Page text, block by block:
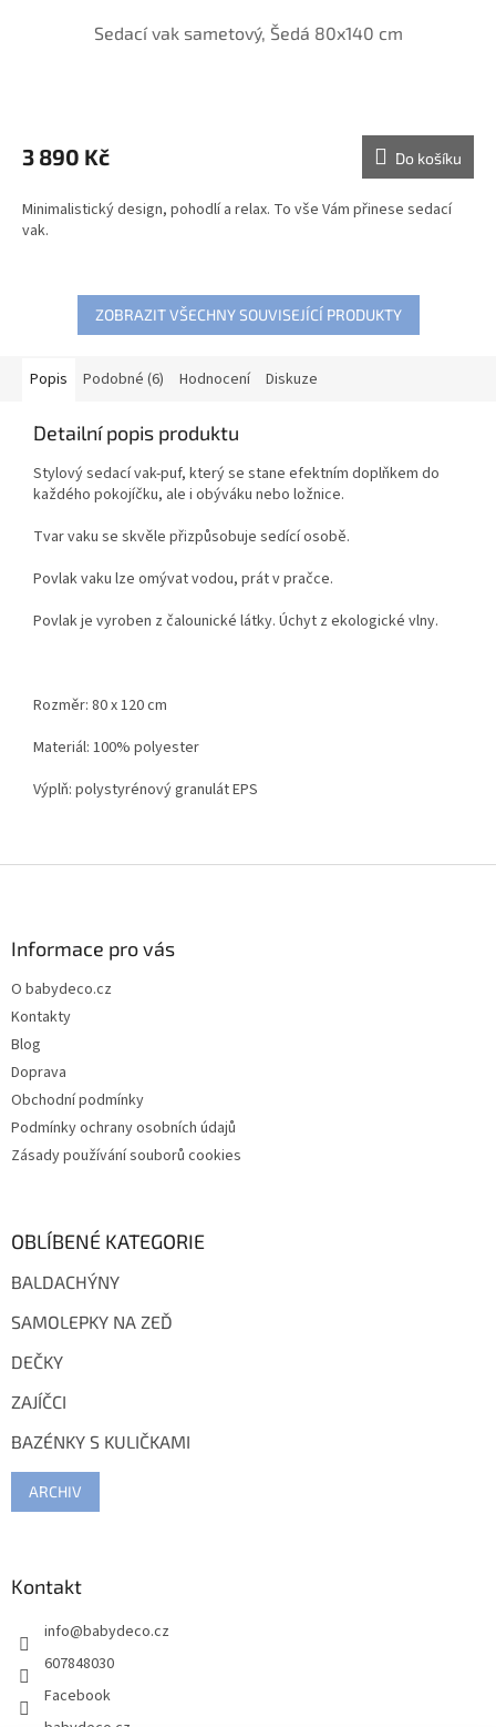
Sedací vak sametový, Šedá 80x140 cm
3 890 Kč Do košíku
Minimalistický design, pohodlí a relax. To vše Vám přinese sedací
vak.
ZOBRAZIT VŠECHNY SOUVISEJÍCÍ PRODUKTY
Popis Podobné (6) Hodnocení Diskuze
Detailní popis produktu
Stylový sedací vak-puf, který se stane efektním doplňkem do
každého pokojíčku, ale i obýváku nebo ložnice.
Tvar vaku se skvěle přizpůsobuje sedící osobě.
Povlak vaku lze omývat vodou, prát v pračce.
Povlak je vyroben z čalounické látky. Úchyt z ekologické vlny.
Rozměr: 80 x 120 cm
Materiál: 100% polyester
Výplň: polystyrénový granulát EPS
Informace pro vás
O babydeco.cz
Kontakty
Blog
Doprava
Obchodní podmínky
Podmínky ochrany osobních údajů
Zásady používání souborů cookies
OBLÍBENÉ KATEGORIE
BALDACHÝNY
SAMOLEPKY NA ZEĎ
DEČKY
ZAJÍČCI
BAZÉNKY S KULIČKAMI
ARCHIV
Kontakt
info@babydeco.cz
607848030
Facebook